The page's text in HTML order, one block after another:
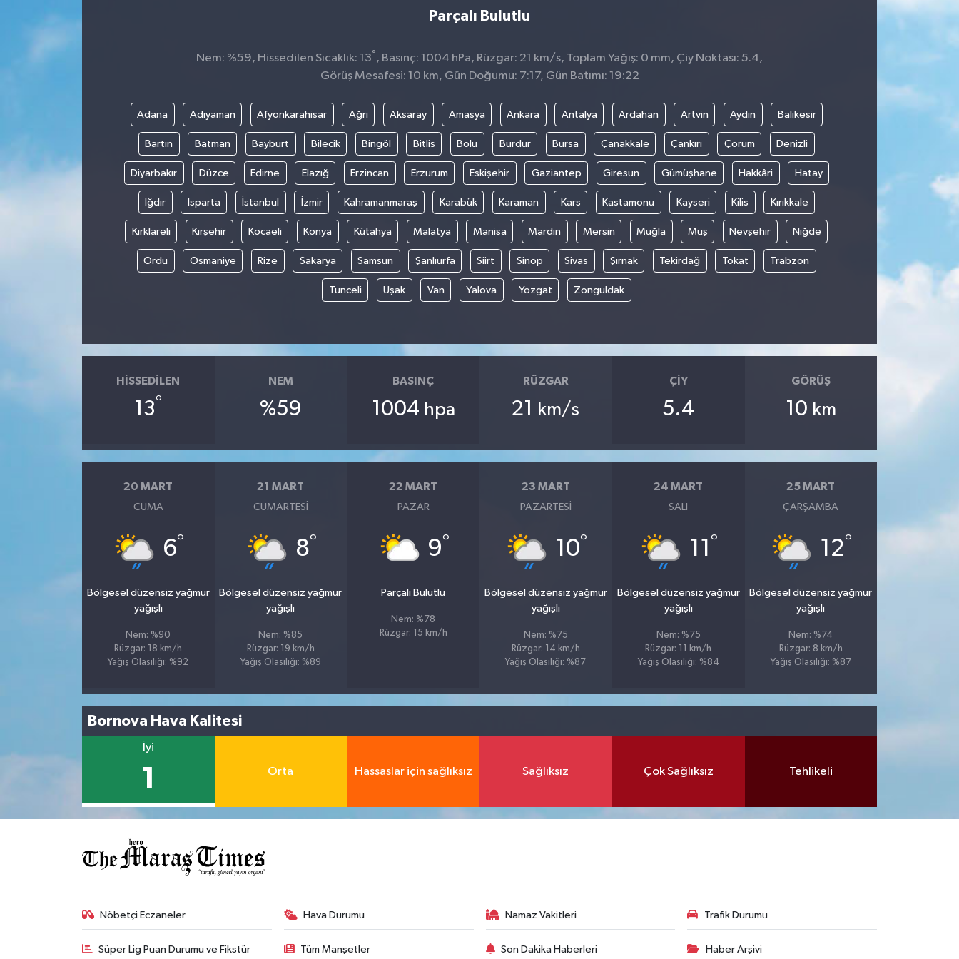
Parçalı Bulutlu
Nem: %59, Hissedilen Sıcaklık: 13° , Basınç: 1004 hPa, Rüzgar: 21 km/s, Toplam Yağış: 0 mm, Çiy Noktası: 5.4,
Görüş Mesafesi: 10 km, Gün Doğumu: 7:17, Gün Batımı: 19:22
Adana Adıyaman Afyonkarahisar Ağrı Aksaray Amasya Ankara Antalya Ardahan Artvin Aydın Balıkesir
Bartın Batman Bayburt Bilecik Bingöl Bitlis Bolu Burdur Bursa Çanakkale Çankırı Çorum Denizli
Diyarbakır Düzce Edirne Elazığ Erzincan Erzurum Eskişehir Gaziantep Giresun Gümüşhane Hakkâri Hatay
Iğdır Isparta İstanbul İzmir Kahramanmaraş Karabük Karaman Kars Kastamonu Kayseri Kilis Kırıkkale
Kırklareli Kırşehir Kocaeli Konya Kütahya Malatya Manisa Mardin Mersin Muğla Muş Nevşehir Niğde
Ordu Osmaniye Rize Sakarya Samsun Şanlıurfa Siirt Sinop Sivas Şırnak Tekirdağ Tokat Trabzon
Tunceli Uşak Van Yalova Yozgat Zonguldak
HISSEDILEN
13°
NEM
%59
BASINÇ
1004 hpa
RÜZGAR
21 km/s
ÇIY
5.4
GÖRÜŞ
10 km
20 MART
CUMA
6°
Bölgesel düzensiz yağmur
yağışlı
Nem: %90
Rüzgar: 18 km/h
Yağış Olasılığı: %92
21 MART
CUMARTESI
8°
Bölgesel düzensiz yağmur
yağışlı
Nem: %85
Rüzgar: 19 km/h
Yağış Olasılığı: %89
22 MART
PAZAR
9°
Parçalı Bulutlu
Nem: %78
Rüzgar: 15 km/h
23 MART
PAZARTESI
10°
Bölgesel düzensiz yağmur
yağışlı
Nem: %75
Rüzgar: 14 km/h
Yağış Olasılığı: %87
24 MART
SALI
11 °
Bölgesel düzensiz yağmur
yağışlı
Nem: %75
Rüzgar: 11 km/h
Yağış Olasılığı: %84
25 MART
ÇARŞAMBA
12°
Bölgesel düzensiz yağmur
yağışlı
Nem: %74
Rüzgar: 8 km/h
Yağış Olasılığı: %87
Bornova Hava Kalitesi
İyi
1 Orta Hassaslar için sağlıksız Sağlıksız Çok Sağlıksız Tehlikeli
Nöbetçi Eczaneler Hava Durumu Namaz Vakitleri Trafik Durumu
Süper Lig Puan Durumu ve Fikstür Tüm Manşetler Son Dakika Haberleri Haber Arşivi
SİYASET